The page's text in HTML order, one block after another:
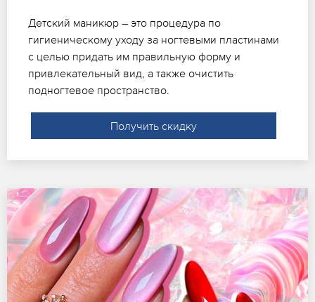
Детский маникюр – это процедура по
гигиеническому уходу за ногтевыми пластинами
с целью придать им правильную форму и
привлекательный вид, а также очистить
подногтевое пространство.
Получить скидку